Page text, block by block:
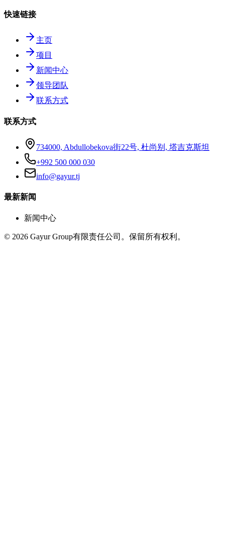
快速链接
主页
项目
新闻中心
领导团队
联系方式
联系方式
734000, Abdullobekova街22号, 杜尚别, 塔吉克斯坦
+992 500 000 030
info@gayur.tj
最新新闻
新闻中心
© 2026 Gayur Group有限责任公司。保留所有权利。